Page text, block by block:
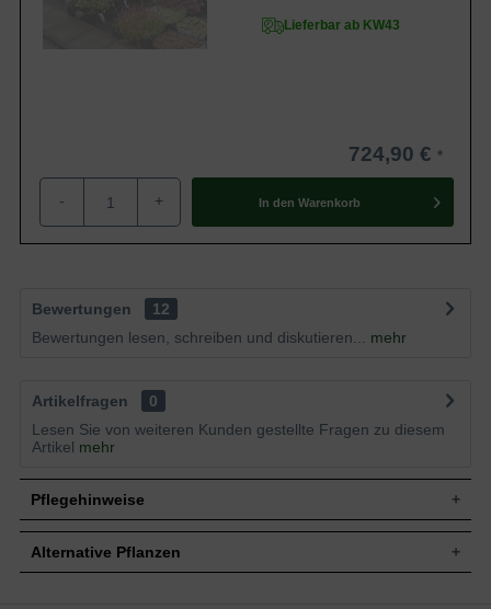
Lieferbar ab KW43
724,90 €
- + In den Warenkorb
Bewertungen
12
Bewertungen lesen, schreiben und diskutieren...
mehr
Artikelfragen
0
Lesen Sie von weiteren Kunden gestellte Fragen zu diesem
Artikel mehr
Pflegehinweise
Pflanz- und Pflegetipps Malus domestica
Alternative Pflanzen